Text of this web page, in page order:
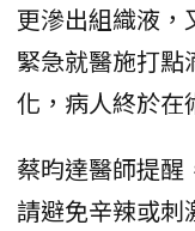
更滲出組織液，
緊急就醫施打點
化，病人終於在
蔡昀達醫師提醒
請避免辛辣或刺